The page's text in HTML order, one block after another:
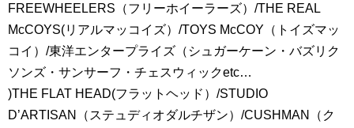
FREEWHEELERS（フリーホイーラーズ）/THE REAL
McCOYS(リアルマッコイズ）/TOYS McCOY（トイズマッ
コイ）/東洋エンタープライズ（シュガーケーン・バズリク
ソンズ・サンサーフ・チェスウィックetc…
)THE FLAT HEAD(フラットヘッド）/STUDIO
D’ARTISAN（ステュディオダルチザン）/CUSHMAN（ク